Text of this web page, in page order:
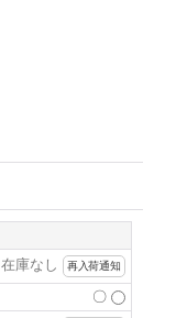
在庫なし 再入荷通知
〇